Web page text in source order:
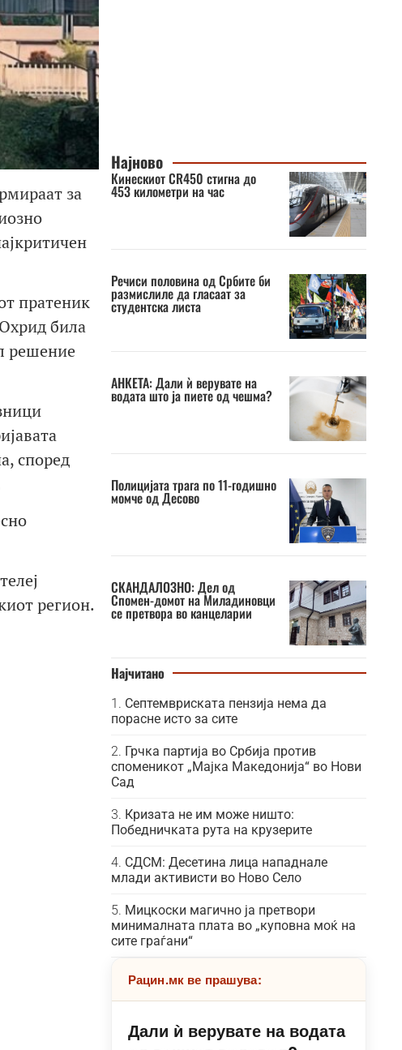
за
пратеник
била
решение
според
регион.
Најново
Кинескиот CR450 стигна до
453 километри на час
Речиси половина од Србите би
размислиле да гласаат за
студентска листа
АНКЕТА: Дали ѝ верувате на
водата што ја пиете од чешма?
Полицијата трага по 11-годишно
момче од Десово
СКАНДАЛОЗНО: Дел од
Спомен-домот на Миладиновци
се претвора во канцеларии
Најчитано
Септемвриската пензија нема да
порасне исто за сите
Грчка партија во Србија против
споменикот „Мајка Македонија“ во Нови
Сад
Кризата не им може ништо:
Победничката рута на крузерите
СДСМ: Десетина лица нападнале
млади активисти во Ново Село
Мицкоски магично ја претвори
минималната плата во „куповна моќ на
сите граѓани“
Рацин.мк ве прашува:
Дали ѝ верувате на водата